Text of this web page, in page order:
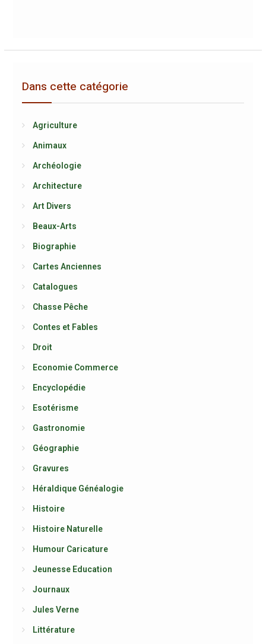
Dans cette catégorie
Agriculture
Animaux
Archéologie
Architecture
Art Divers
Beaux-Arts
Biographie
Cartes Anciennes
Catalogues
Chasse Pêche
Contes et Fables
Droit
Economie Commerce
Encyclopédie
Esotérisme
Gastronomie
Géographie
Gravures
Héraldique Généalogie
Histoire
Histoire Naturelle
Humour Caricature
Jeunesse Education
Journaux
Jules Verne
Littérature